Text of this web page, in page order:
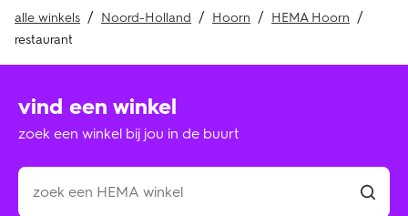
alle winkels Noord-Holland Hoorn
HEMA Hoorn
restaurant
vind een winkel
zoek een winkel bij jou in de buurt